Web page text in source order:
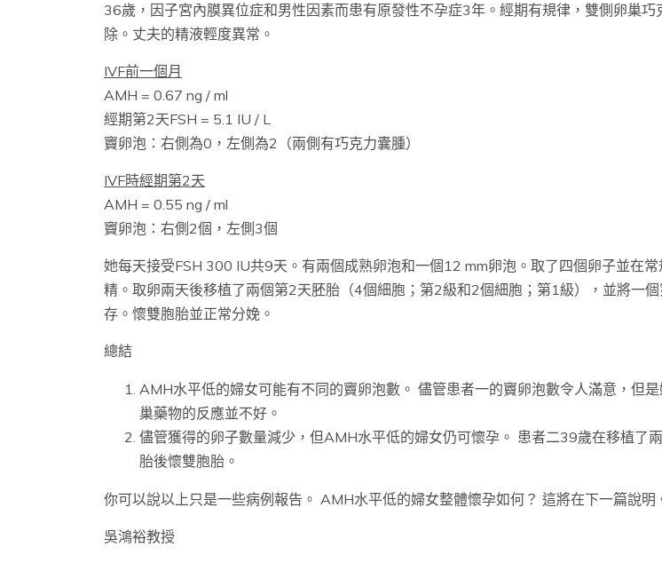
36歲，因子宮內膜異位症和男性因素而患有原發性不孕症3年。經期有規律，雙側卵巢巧
除。丈夫的精液輕度異常。
IVF前一個月
AMH = 0.67 ng / ml
經期第2天FSH = 5.1 IU / L
竇卵泡：右側為0，左側為2（兩側有巧克力囊腫）
IVF時經期第2天
AMH = 0.55 ng / ml
竇卵泡：右側2個，左側3個
她每天接受FSH 300 IU共9天。有兩個成熟卵泡和一個12 mm卵泡。取了四個卵子並在常
精。取卵兩天後移植了兩個第2天胚胎（4個細胞；第2級和2個細胞；第1級），並將一
存。懷雙胞胎並正常分娩。
總結
AMH水平低的婦女可能有不同的竇卵泡數。 儘管患者一的竇卵泡數令人滿意，但
巢藥物的反應並不好。
儘管獲得的卵子數量減少，但AMH水平低的婦女仍可懷孕。 患者二39歲在移植了
胎後懷雙胞胎。
你可以說以上只是一些病例報告。 AMH水平低的婦女整體懷孕如何？ 這將在下一篇說明
吳鴻裕教授